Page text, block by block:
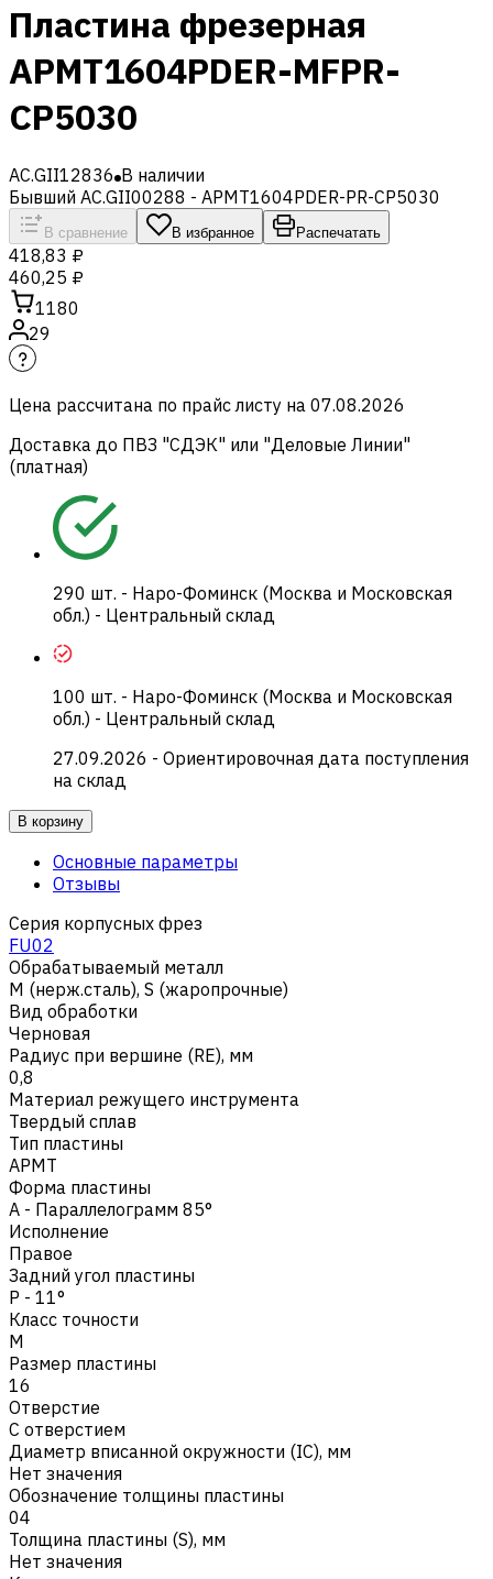
Пластина фрезерная
APMT1604PDER-MFPR-
CP5030
AC.GII12836 В наличии
Бывший AC.GII00288 - APMT1604PDER-PR-CP5030
В сравнение В избранное Распечатать
418,83 ₽
460,25 ₽
1180
29
Цена рассчитана по прайс листу на 07.08.2026
Доставка до ПВЗ "СДЭК" или "Деловые Линии"
(платная)
290 шт. - Наро-Фоминск (Москва и Московская
обл.) - Центральный склад
100 шт. - Наро-Фоминск (Москва и Московская
обл.) - Центральный склад
27.09.2026 - Ориентировочная дата поступления
на склад
В корзину
Основные параметры
Отзывы
Серия корпусных фрез
FU02
Обрабатываемый металл
M (нерж.сталь), S (жаропрочные)
Вид обработки
Черновая
Радиус при вершине (RE), мм
0,8
Материал режущего инструмента
Твердый сплав
Тип пластины
APMT
Форма пластины
A - Параллелограмм 85°
Исполнение
Правое
Задний угол пластины
P - 11°
Класс точности
M
Размер пластины
16
Отверстие
С отверстием
Диаметр вписанной окружности (IC), мм
Нет значения
Обозначение толщины пластины
04
Толщина пластины (S), мм
Нет значения